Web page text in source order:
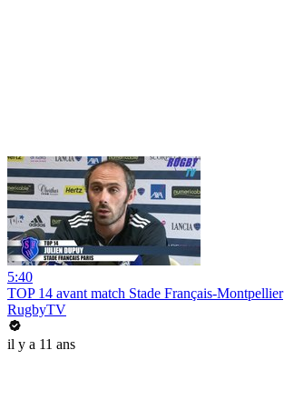
5:40
TOP 14 avant match Stade Français-Montpellier
RugbyTV
il y a 11 ans